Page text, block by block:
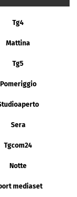
Tg4
Mattina
Tg5
Pomeriggio
Sera
Tgcom24
Notte
mediaset